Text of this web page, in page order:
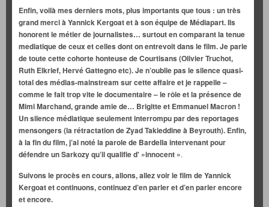
Enfin, voilà mes derniers mots, plus importants que tous : un très
grand merci à Yannick Kergoat et à son équipe de Médiapart. Ils
honorent le métier de journalistes… surtout en comparant la tenue
mediatique de ceux et celles dont on entrevoit dans le film. Je parle
de toute cette cohorte honteuse de Courtisans (Olivier Truchot,
Ruth Elkrief, Hervé Gattegno etc). Je n’oublie pas le silence quasi-
total des médias-mainstream sur cette affaire et je rappelle –
comme le fait trop vite le documentaire – le rôle et la présence de
Mimi Marchand, grande amie de… Brigitte et Emmanuel Macron !
Un silence médiatique seulement interrompu par des reportages
mensongers (la rétractation de Zyad Takieddine à Beyrouth). Enfin,
à la fin du film, j’ai noté la parole de Bardella intervenant pour
défendre un Sarkozy qu’il qualifie d' »innocent ».
Suivons le procès en cours, allons, allez voir le film de Yannick
Kergoat et continuons, continuez d’en parler et d’en parler encore
et encore.